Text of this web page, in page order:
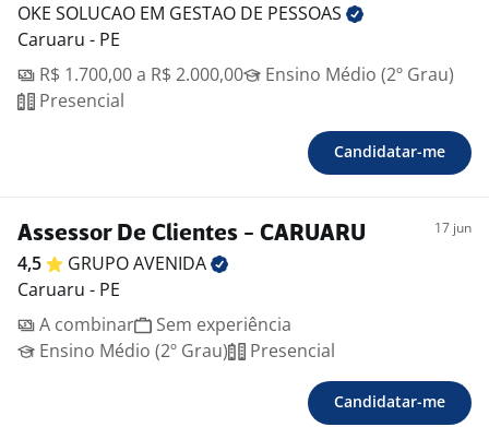
OKE SOLUCAO EM GESTAO DE PESSOAS
Caruaru - PE
R$ 1.700,00 a R$ 2.000,00
Ensino Médio (2º Grau)
Presencial
Candidatar-me
Assessor De Clientes - CARUARU 17 jun
4,5 GRUPOAVENIDA
Caruaru - PE
A combinar
Sem experiência
Ensino Médio (2º Grau)
Presencial
Candidatar-me